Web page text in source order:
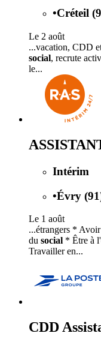
•Créteil
Le 2 août
...vacation, CDD
social, recrute
le...
Intérim
•Évry
Le 1 août
...étrangers *
du social * Être à
Travailler en...
CDD